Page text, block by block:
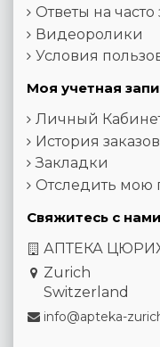
Ответы на
Видеоролики
Условия
Моя учетная
Личный
История заказов
Закладки
Отследить мою
Свяжитесь с нами
АПТЕКА
Zurich
Switzerland
info@apteka-